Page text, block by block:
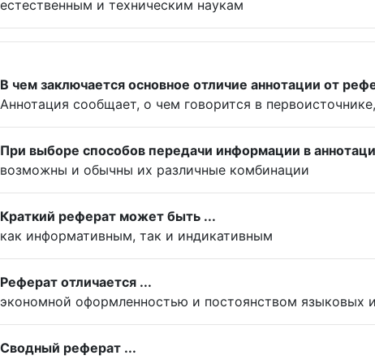
естественным и техническим наукам
В чем заключается основное отличие аннотации от
Аннотация сообщает, о чем говорится в
При выборе способов передачи информации в
возможны и обычны их различные комбинации
Краткий реферат может быть ...
как информативным, так и индикативным
Реферат отличается ...
экономной оформленностью и постоянством языковых
Сводный реферат ...